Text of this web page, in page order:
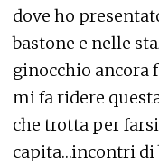
dove ho
bastone e nelle
ginocchio ancora
mi fa ridere
che trotta per
capita…incontri di